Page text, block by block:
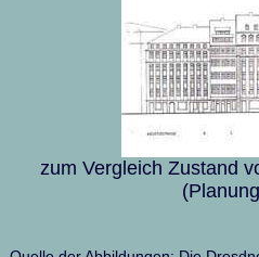
zum Vergleich Zustand